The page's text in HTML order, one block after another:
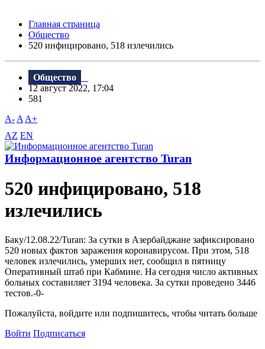
Главная страница
Общество
520 инфицировано, 518 излечились
Общество
12 август 2022, 17:04
581
A- A A+
AZ EN
Информационное агентство Turan
520 инфицировано, 518
излечились
Баку/12.08.22/Turan: За сутки в Азербайджане зафиксировано
520 новых фактов заражения коронавирусом. При этом, 518
человек излечились, умерших нет, сообщил в пятницу
Оперативный штаб при Кабмине. На сегодня число активных
больных составиляет 3194 человека. За сутки проведено 3446
тестов.-0-
Пожалуйста, войдите или подпишитесь, чтобы читать больше
Войти Подписаться